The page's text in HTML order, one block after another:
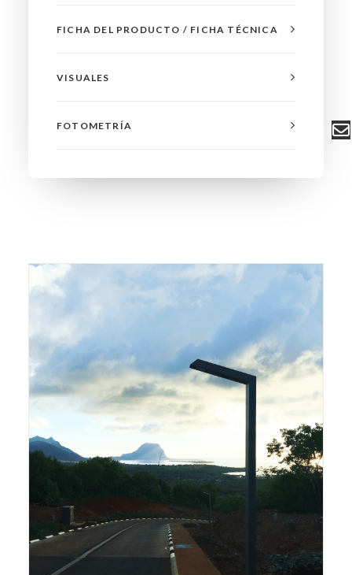
FICHA DEL PRODUCTO / FICHA TÉCNICA
VISUALES
FOTOMETRÍA